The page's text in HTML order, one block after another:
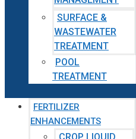
SURFACE &
WASTEWATER
TREATMENT
POOL
TREATMENT
FERTILIZER
ENHANCEMENTS